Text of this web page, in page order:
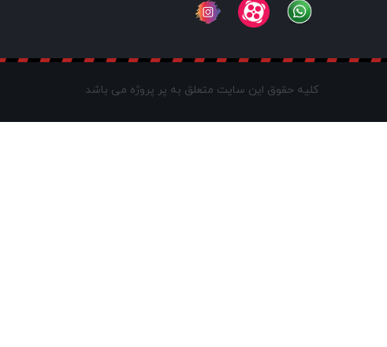
کلیه حقوق این سایت متعلق به پر پروژه می باشد